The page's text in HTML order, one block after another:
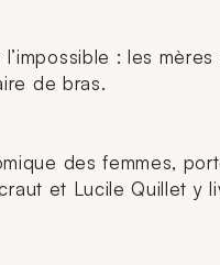
: les
de bras.
des femmes,
et Lucile Quillet